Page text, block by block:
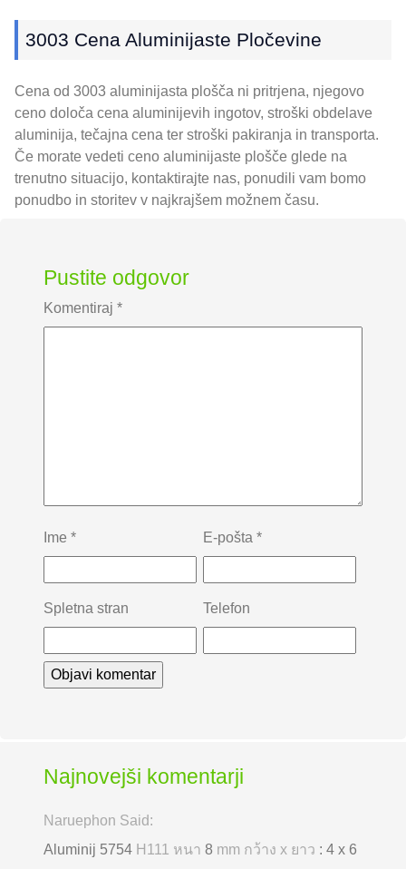
3003 Cena Aluminijaste Pločevine
Cena od 3003 aluminijasta plošča ni pritrjena, njegovo
ceno določa cena aluminijevih ingotov, stroški obdelave
aluminija, tečajna cena ter stroški pakiranja in transporta.
Če morate vedeti ceno aluminijaste plošče glede na
trenutno situacijo, kontaktirajte nas, ponudili vam bomo
ponudbo in storitev v najkrajšem možnem času.
Pustite odgovor
Komentiraj *
Ime * E-pošta *
Spletna stran Telefon
Najnovejši komentarji
Naruephon Said:
Aluminij 5754 H111 หนา 8 mm กว้าง x ยาว : 4 x 6